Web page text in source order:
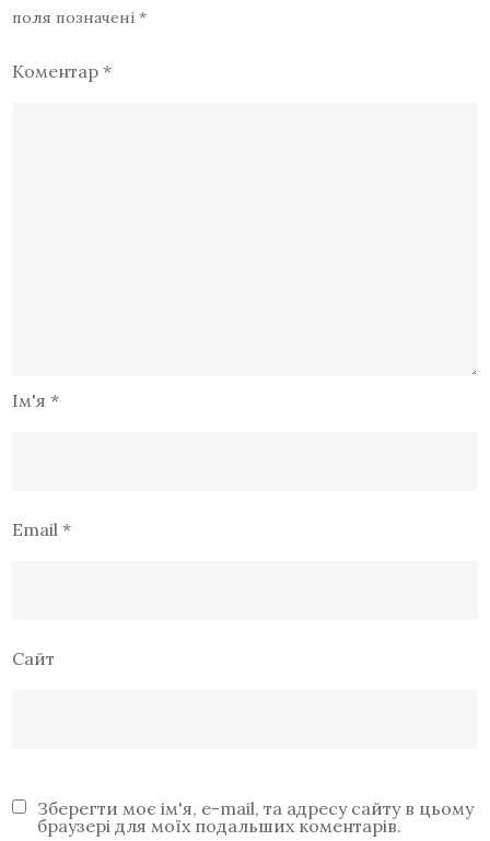
поля позначені*
Коментар*
Ім'я*
Email*
Сайт
Зберегти моє ім'я, e-mail, та адресу сайту в цьому
браузері для моїх подальших коментарів.